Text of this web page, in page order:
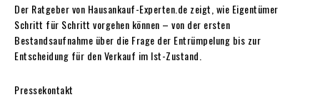
Der Ratgeber von Hausankauf-Experten.de zeigt, wie Eigentümer
Schritt für Schritt vorgehen können – von der ersten
Bestandsaufnahme über die Frage der Entrümpelung bis zur
Entscheidung für den Verkauf im Ist-Zustand.
Pressekontakt